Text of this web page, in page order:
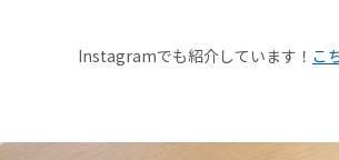
Instagramでも紹介しています！ こ